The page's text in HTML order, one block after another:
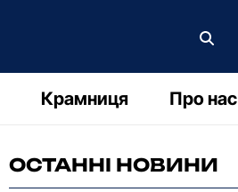
Крамниця Про нас
ОСТАННІ НОВИНИ